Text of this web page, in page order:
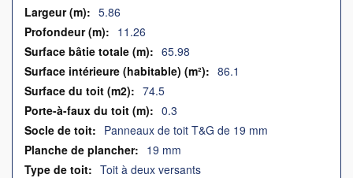
images
gallery
d’information
5.86
11.26
65.98
86.1
74.5
0.3
Panneaux de toit T&G de 19 mm
19 mm
Toit à deux versants